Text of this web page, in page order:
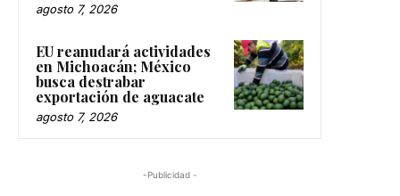
agosto 7, 2026
EU reanudará actividades
en Michoacán; México
busca destrabar
exportación de aguacate
agosto 7, 2026
-Publicidad -